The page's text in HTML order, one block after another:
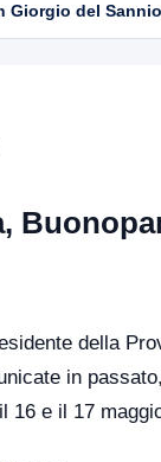
Giorgio del
della
in
16 e il 17